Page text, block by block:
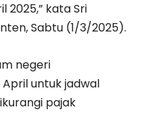
kata Sri
Sabtu (1/3/2025).
negeri
untuk jadwal
pajak